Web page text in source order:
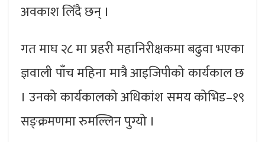
अवकाश लिँदै छन् ।
गत माघ २८ मा प्रहरी महानिरीक्षकमा बढुवा भएका
ज्ञवाली पाँच महिना मात्रै आइजिपीको कार्यकाल छ
। उनको कार्यकालको अधिकांश समय कोभिड–१९
सङ्क्रमणमा रुमल्लिन पुग्यो ।